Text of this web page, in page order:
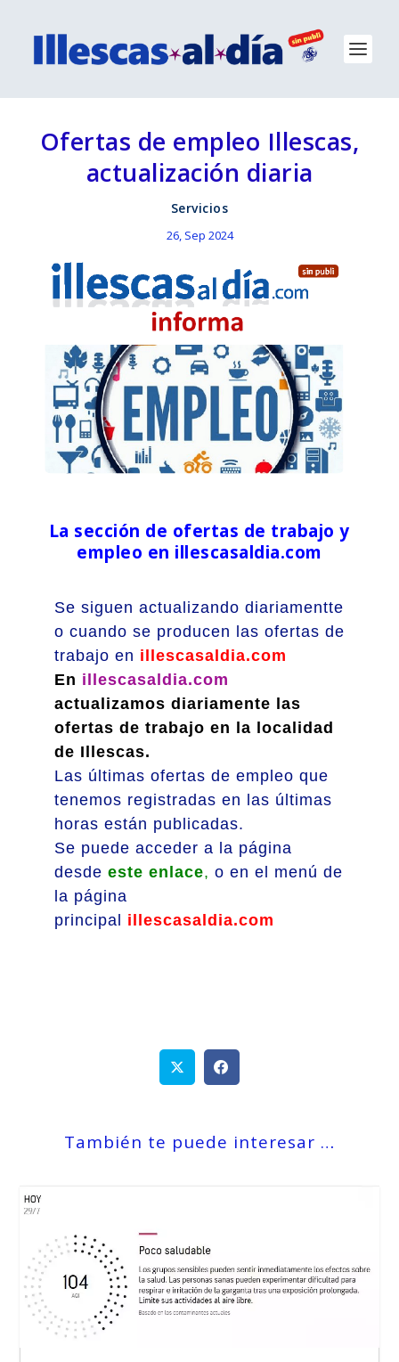
Ofertas de empleo Illescas,
actualización diaria
Servicios
26, Sep 2024
La sección de ofertas de trabajo y
empleo en illescasaldia.com
Se siguen actualizando diariamentte
o cuando se producen las ofertas de
trabajo en illescasaldia.com
En illescasaldia.com
actualizamos diariamente las
ofertas de trabajo en la localidad
de Illescas.
Las últimas ofertas de empleo que
tenemos registradas en las últimas
horas están publicadas.
Se puede acceder a la página
desde este enlace, o en el menú de
la página
principal
illescasaldia.com
También te puede interesar …